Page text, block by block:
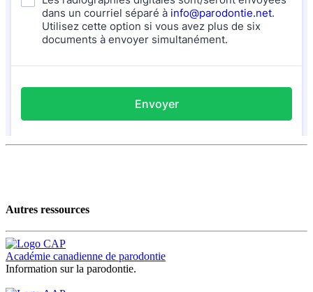
Autres ressources
Académie canadienne de parodontie
Information sur la parodontie.